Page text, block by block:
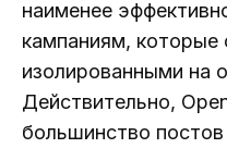
наименее
кампаниям, которые
изолированными на
Действительно,
большинство